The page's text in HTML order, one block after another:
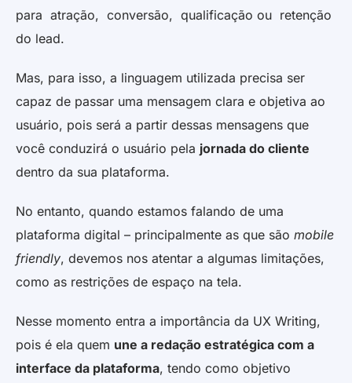
para atração, conversão, qualificação ou retenção
do lead.
Mas, para isso, a linguagem utilizada precisa ser
capaz de passar uma mensagem clara e objetiva ao
usuário, pois será a partir dessas mensagens que
você conduzirá o usuário pela jornada do cliente
dentro da sua plataforma.
No entanto, quando estamos falando de uma
plataforma digital – principalmente as que são mobile
friendly, devemos nos atentar a algumas limitações,
como as restrições de espaço na tela.
Nesse momento entra a importância da UX Writing,
pois é ela quem une a redação estratégica com a
interface da plataforma, tendo como objetivo